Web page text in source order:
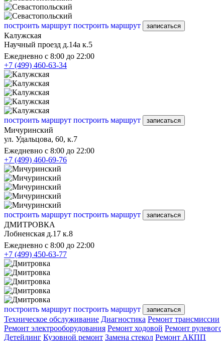
построить маршрут построить маршрут записаться
Калужская
Научный проезд д.14а к.5
Ежедневно с 8:00 до 22:00
+7 (499) 460-63-34
построить маршрут построить маршрут записаться
Мичуринский
ул. Удальцова, 60, к.7
Ежедневно с 8:00 до 22:00
+7 (499) 460-69-76
построить маршрут построить маршрут записаться
ДМИТРОВКА
Лобненская д.17 к.8
Ежедневно с 8:00 до 22:00
+7 (499) 450-63-77
построить маршрут построить маршрут записаться
Техническое обслуживание Диагностика Ремонт трансмиссии
Ремонт электрооборудования Ремонт ходовой Ремонт
Детейлинг Кузовной ремонт Замена стекол Ремонт АКПП